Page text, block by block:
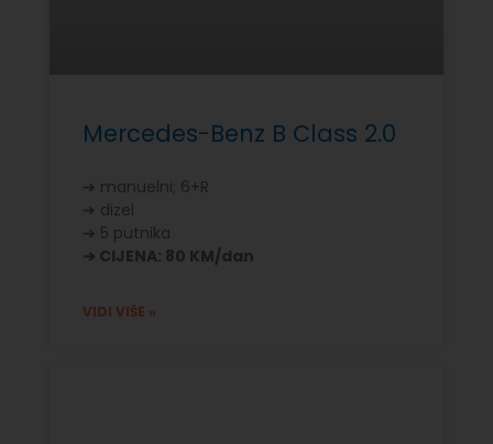
Mercedes-Benz B Class 2.0
➔ manuelni; 6+R
➔ dizel
➔ 5 putnika
➔ CIJENA: 80 KM/dan
VIDI VIŠE »